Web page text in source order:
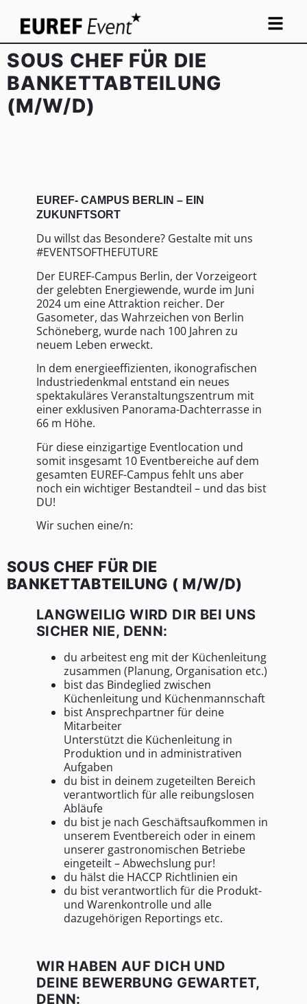
SOUS CHEF FÜR DIE
BANKETTABTEILUNG
(M/W/D)
EUREF- CAMPUS BERLIN – EIN
ZUKUNFTSORT
Du willst das Besondere? Gestalte mit uns
#EVENTSOFTHEFUTURE
Der EUREF-Campus Berlin, der Vorzeigeort
der gelebten Energiewende, wurde im Juni
2024 um eine Attraktion reicher. Der
Gasometer, das Wahrzeichen von Berlin
Schöneberg, wurde nach 100 Jahren zu
neuem Leben erweckt.
In dem energieeffizienten, ikonografischen
Industriedenkmal entstand ein neues
spektakuläres Veranstaltungszentrum mit
einer exklusiven Panorama-Dachterrasse in
66 m Höhe.
Für diese einzigartige Eventlocation und
somit insgesamt 10 Eventbereiche auf dem
gesamten EUREF-Campus fehlt uns aber
noch ein wichtiger Bestandteil – und das bist
DU!
Wir suchen eine/n:
SOUS CHEF FÜR DIE
BANKETTABTEILUNG ( M/W/D)
LANGWEILIG WIRD DIR BEI UNS
SICHER NIE, DENN:
du arbeitest eng mit der Küchenleitung
zusammen (Planung, Organisation etc.)
bist das Bindeglied zwischen
Küchenleitung und Küchenmannschaft
bist Ansprechpartner für deine
Mitarbeiter
Unterstützt die Küchenleitung in
Produktion und in administrativen
Aufgaben
du bist in deinem zugeteilten Bereich
verantwortlich für alle reibungslosen
Abläufe
du bist je nach Geschäftsaufkommen in
unserem Eventbereich oder in einem
unserer gastronomischen Betriebe
eingeteilt – Abwechslung pur!
du hälst die HACCP Richtlinien ein
du bist verantwortlich für die Produkt-
und Warenkontrolle und alle
dazugehörigen Reportings etc.
WIR HABEN AUF DICH UND
DEINE BEWERBUNG GEWARTET,
DENN: